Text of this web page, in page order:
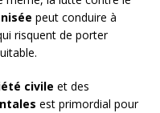
peut conduire à
risquent de porter
civile et des
est primordial pour